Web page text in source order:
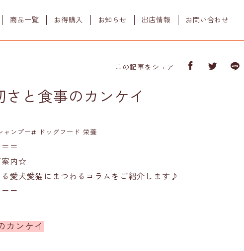
販売店舗
商品一覧
ッグ
ギ肉)
ウェット栄養補助食
お得購入 お知らせ 出店情報 お問い合わせ
この記事をシェア
と食事のカンケイ
ンプー# ドッグフード 栄養
＝
案内☆
愛犬愛猫にまつわるコラムをご紹介します♪
＝
カンケイ